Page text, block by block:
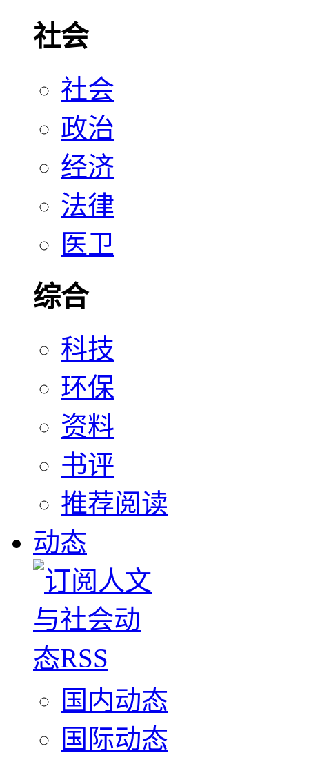
社会
社会
政治
经济
法律
医卫
综合
科技
环保
资料
书评
推荐阅读
动态
国内动态
国际动态